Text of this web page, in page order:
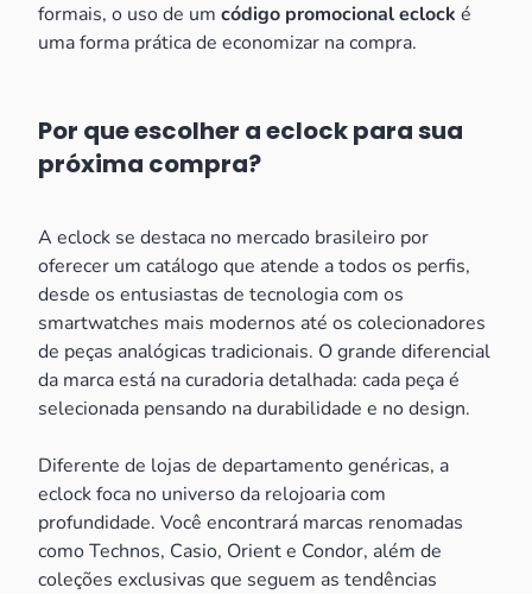
formais, o uso de um código promocional eclock é
uma forma prática de economizar na compra.
Por que escolher a eclock para sua
próxima compra?
A eclock se destaca no mercado brasileiro por
oferecer um catálogo que atende a todos os perfis,
desde os entusiastas de tecnologia com os
smartwatches mais modernos até os colecionadores
de peças analógicas tradicionais. O grande diferencial
da marca está na curadoria detalhada: cada peça é
selecionada pensando na durabilidade e no design.
Diferente de lojas de departamento genéricas, a
eclock foca no universo da relojoaria com
profundidade. Você encontrará marcas renomadas
como Technos, Casio, Orient e Condor, além de
coleções exclusivas que seguem as tendências